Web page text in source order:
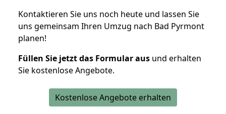
Kontaktieren Sie uns noch heute und lassen Sie
uns gemeinsam Ihren Umzug nach Bad Pyrmont
planen!
Füllen Sie jetzt das Formular aus und erhalten
Sie kostenlose Angebote.
Kostenlose Angebote erhalten